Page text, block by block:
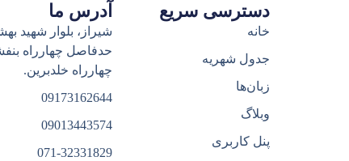
دسترسی سریع
خانه
جدول شهریه
زبان‌ها
وبلاگ
پنل کاربری
آدرس ما
شیراز، بلوار شهید
حدفاصل چهارراه
چهارراه خلدبرین.
09173162644
09013443574
071-32331829